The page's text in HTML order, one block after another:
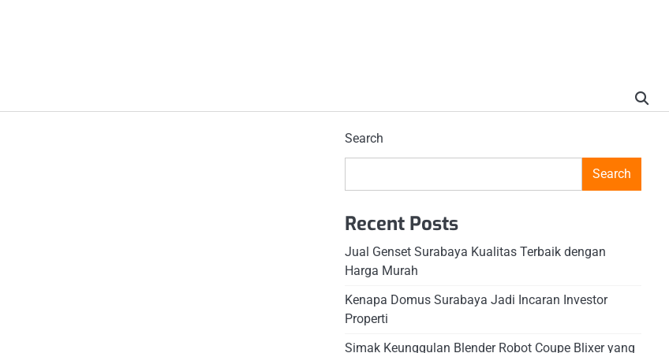
Search
Search
Recent Posts
Jual Genset Surabaya Kualitas Terbaik dengan
Harga Murah
Kenapa Domus Surabaya Jadi Incaran Investor
Properti
Simak Keunggulan Blender Robot Coupe Blixer yang